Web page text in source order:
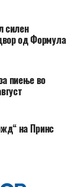
силен
од Формула
пиење во
на Принс